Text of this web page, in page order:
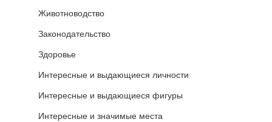
Животноводство
Законодательство
Здоровье
Интересные и выдающиеся личности
Интересные и выдающиеся фигуры
Интересные и значимые места